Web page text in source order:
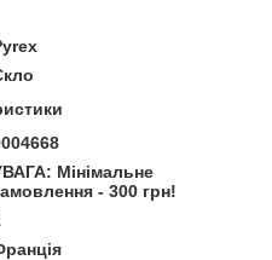
Мінімальне
- 300 грн!